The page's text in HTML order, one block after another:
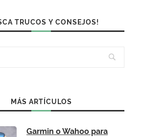
TRUCOS Y CONSEJOS!
MÁS ARTÍCULOS
Garmin o Wahoo para